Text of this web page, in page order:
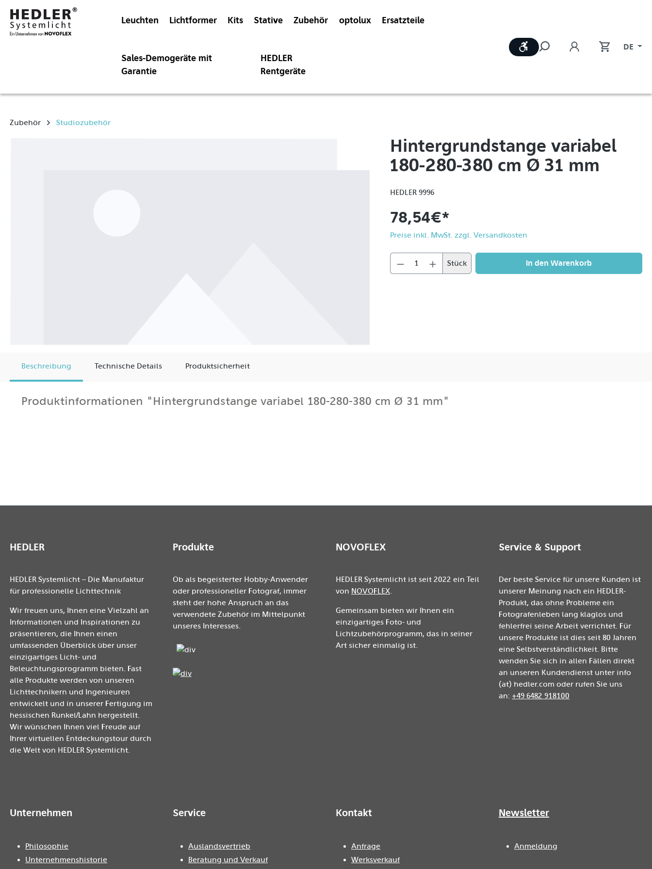
Leuchten Lichtformer Kits Stative Zubehör optolux Ersatzteile
Sales-Demogeräte mit
Garantie
HEDLER
Rentgeräte
Werkzeugleiste anzeigen DE
Zubehör Studiozubehör
Hintergrundstange variabel
180-280-380 cm Ø 31 mm
HEDLER 9996
78,54 €*
Preise inkl. MwSt. zzgl. Versandkosten
Stück In den Warenkorb
Beschreibung Technische Details Produktsicherheit
Produktinformationen "Hintergrundstange variabel 180-280-380 cm Ø 31 mm"
HEDLER
HEDLER Systemlicht – Die Manufaktur
für professionelle Lichttechnik
Wir freuen uns, Ihnen eine Vielzahl an
Informationen und Inspirationen zu
präsentieren, die Ihnen einen
umfassenden Überblick über unser
einzigartiges Licht- und
Beleuchtungsprogramm bieten. Fast
alle Produkte werden von unseren
Lichttechnikern und Ingenieuren
entwickelt und in unserer Fertigung im
hessischen Runkel/Lahn hergestellt.
Wir wünschen Ihnen viel Freude auf
Ihrer virtuellen Entdeckungstour durch
die Welt von HEDLER Systemlicht.
Produkte
Ob als begeisterter Hobby-Anwender
oder professioneller Fotograf, immer
steht der hohe Anspruch an das
verwendete Zubehör im Mittelpunkt
unseres Interesses.
NOVOFLEX
HEDLER Systemlicht ist seit 2022 ein Teil
von NOVOFLEX.
Gemeinsam bieten wir Ihnen ein
einzigartiges Foto- und
Lichtzubehörprogramm, das in seiner
Art sicher einmalig ist.
Service & Support
Der beste Service für unsere Kunden ist
unserer Meinung nach ein HEDLER-
Produkt, das ohne Probleme ein
Fotografenleben lang klaglos und
fehlerfrei seine Arbeit verrichtet. Für
unsere Produkte ist dies seit 80 Jahren
eine Selbstverständlichkeit. Bitte
wenden Sie sich in allen Fällen direkt
an unseren Kundendienst unter info
(at) hedler.com oder rufen Sie uns
an: +49 6482 918100
Unternehmen
Philosophie
Unternehmenshistorie
Service
Auslandsvertrieb
Beratung und Verkauf
Kontakt
Anfrage
Werksverkauf
Newsletter
Anmeldung